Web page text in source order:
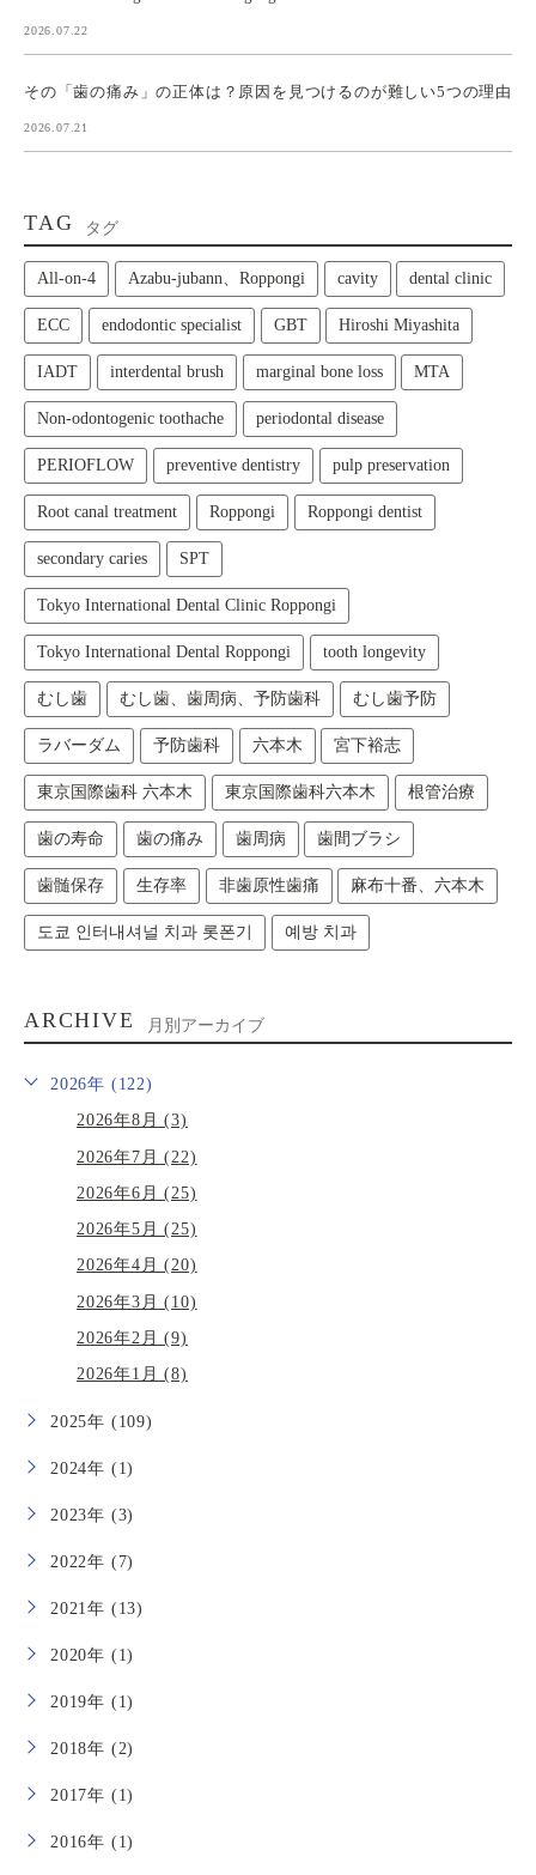
2026.07.22
その「歯の痛み」の正体は？原因を見つけるのが難しい5つの理由
2026.07.21
TAG タグ
All‑on‑4 Azabu-jubann、Roppongi cavity dental clinic
ECC endodontic specialist GBT Hiroshi Miyashita
IADT interdental brush marginal bone loss MTA
Non-odontogenic toothache periodontal disease
PERIOFLOW preventive dentistry pulp preservation
Root canal treatment Roppongi Roppongi dentist
secondary caries SPT
Tokyo International Dental Clinic Roppongi
Tokyo International Dental Roppongi tooth longevity
むし歯 むし歯、歯周病、予防歯科 むし歯予防
ラバーダム 予防歯科 六本木 宮下裕志
東京国際歯科 六本木 東京国際歯科六本木 根管治療
歯の寿命 歯の痛み 歯周病 歯間ブラシ
歯髄保存 生存率 非歯原性歯痛 麻布十番、六本木
도쿄 인터내셔널 치과 롯폰기 예방 치과
ARCHIVE 月別アーカイブ
2026年 (122)
2026年8月 (3)
2026年7月 (22)
2026年6月 (25)
2026年5月 (25)
2026年4月 (20)
2026年3月 (10)
2026年2月 (9)
2026年1月 (8)
2025年 (109)
2024年 (1)
2023年 (3)
2022年 (7)
2021年 (13)
2020年 (1)
2019年 (1)
2018年 (2)
2017年 (1)
2016年 (1)